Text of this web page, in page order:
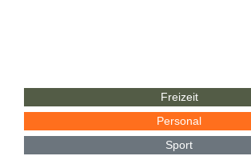
Freizeit
Personal
Sport